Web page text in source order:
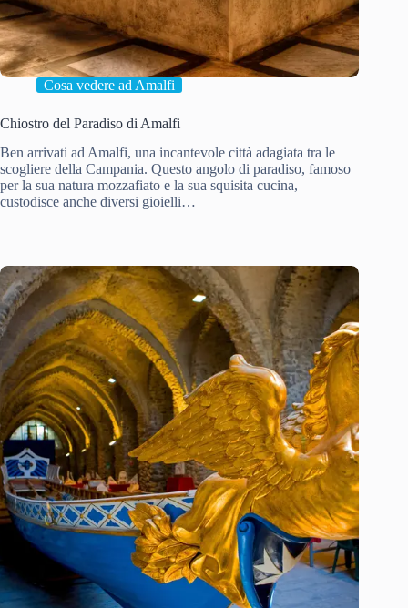
Cosa vedere ad Amalfi
Chiostro del Paradiso di Amalfi
Ben arrivati ad Amalfi, una incantevole città adagiata tra le
scogliere della Campania. Questo angolo di paradiso, famoso
per la sua natura mozzafiato e la sua squisita cucina,
custodisce anche diversi gioielli…